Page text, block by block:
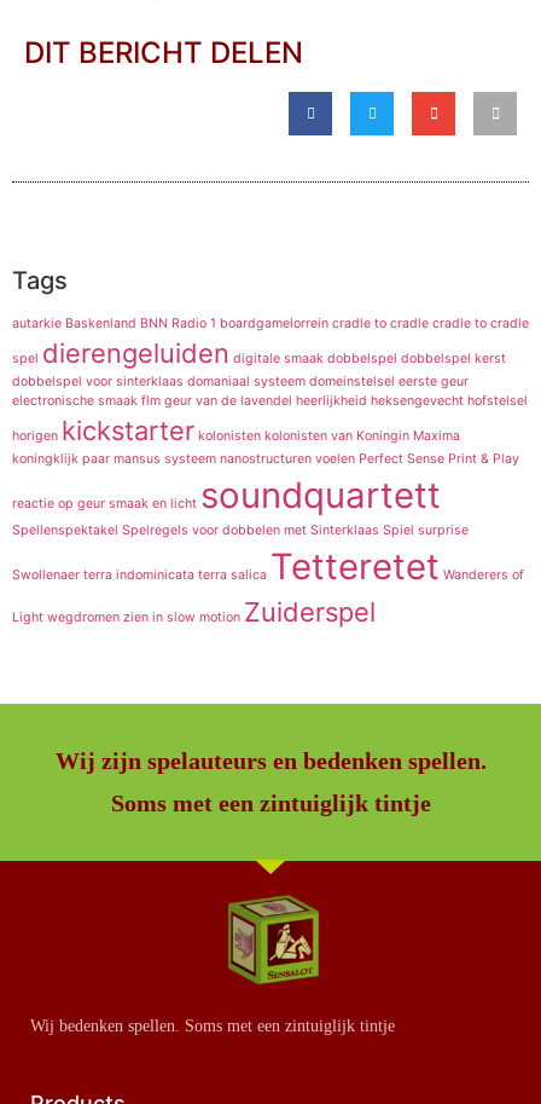
DIT BERICHT DELEN
Tags
autarkie Baskenland BNN Radio 1 boardgamelorrein cradle to cradle cradle to cradle
spel dierengeluiden digitale smaak dobbelspel dobbelspel kerst
dobbelspel voor sinterklaas domaniaal systeem domeinstelsel eerste geur
electronische smaak flm geur van de lavendel heerlijkheid heksengevecht hofstelsel
horigen kickstarter kolonisten kolonisten van Koningin Maxima
koningklijk paar mansus systeem nanostructuren voelen Perfect Sense Print & Play
reactie op geur smaak en licht soundquartett
Spellenspektakel Spelregels voor dobbelen met Sinterklaas Spiel surprise
Swollenaer terra indominicata terra salica Tetteretet Wanderers of
Light wegdromen zien in slow motion Zuiderspel
Wij zijn spelauteurs en bedenken spellen.
Soms met een zintuiglijk tintje
Wij bedenken spellen. Soms met een zintuiglijk tintje